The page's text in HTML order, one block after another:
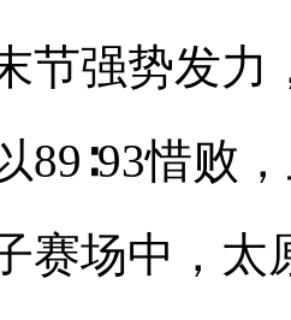
节强势发力
89∶93惜败
赛场中，太